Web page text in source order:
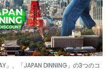
」、「JAPAN DINNING」の3つのコ